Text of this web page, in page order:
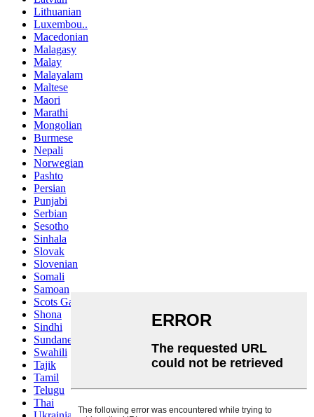
Lithuanian
Luxembou..
Macedonian
Malagasy
Malay
Malayalam
Maltese
Maori
Marathi
Mongolian
Burmese
Nepali
Norwegian
Pashto
Persian
Punjabi
Serbian
Sesotho
Sinhala
Slovak
Slovenian
Somali
Samoan
Scots Gaelic
Shona
Sindhi
Sundanese
Swahili
Tajik
Tamil
Telugu
Thai